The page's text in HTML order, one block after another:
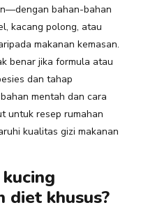
bahan-bahan
kacang polong, atau
makanan kemasan.
benar jika formula atau
dan tahap
mentah dan cara
untuk resep rumahan
kualitas gizi makanan
diet khusus?